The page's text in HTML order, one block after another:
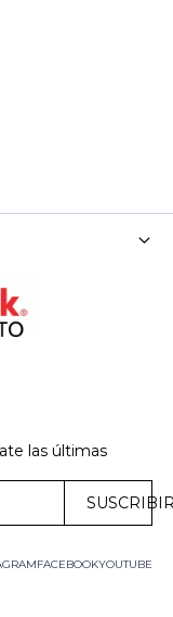
las últimas
FACEBOOKYOUTUBE